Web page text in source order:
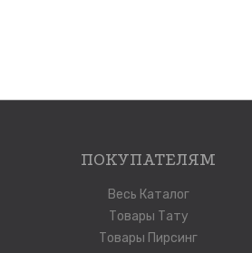
ПОКУПАТЕЛЯМ
Весь Каталог
Товары Тату
Товары Пирсинг